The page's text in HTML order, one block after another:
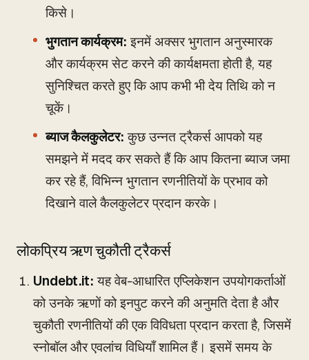
किसे।
भुगतान कार्यक्रम: इनमें अक्सर भुगतान अनुस्मारक
और कार्यक्रम सेट करने की कार्यक्षमता होती है, यह
सुनिश्चित करते हुए कि आप कभी भी देय तिथि को न
चूकें।
ब्याज कैलकुलेटर: कुछ उन्नत ट्रैकर्स आपको यह
समझने में मदद कर सकते हैं कि आप कितना ब्याज जमा
कर रहे हैं, विभिन्न भुगतान रणनीतियों के प्रभाव को
दिखाने वाले कैलकुलेटर प्रदान करके।
लोकप्रिय ऋण चुकौती ट्रैकर्स
Undebt.it: यह वेब-आधारित एप्लिकेशन उपयोगकर्ताओं
को उनके ऋणों को इनपुट करने की अनुमति देता है और
चुकौती रणनीतियों की एक विविधता प्रदान करता है, जिसमें
स्नोबॉल और एवलांच विधियाँ शामिल हैं। इसमें समय के